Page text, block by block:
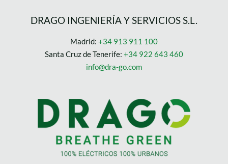
DRAGO INGENIERÍA Y SERVICIOS S.L.
Madrid: +34 913 911 100
Santa Cruz de Tenerife: +34 922 643 460
info@dra-go.com